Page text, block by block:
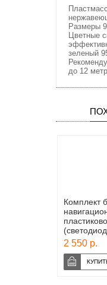
Размеры
Цветные
зеленый
до 12
Комплект
2 550 р.